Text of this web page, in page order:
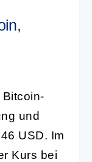
und
USD. Im
Kurs bei